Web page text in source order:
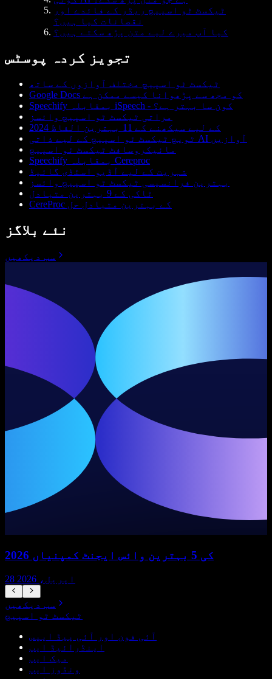
ٹیکسٹ ٹو اسپیچ ریڈر کے فائدے اور
نقصانات کیا ہیں؟
کیا آپ میرے لیے متن پڑھ سکتے ہیں؟
تجویز کردہ پوسٹس
ٹیکسٹ ٹو اسپیچ مختلف آوازوں کے ساتھ
Google Docs کو مجھ سے پڑھوانا کیسے ممکن ہے
Speechify بمقابلہ iSpeech - کون سا بہتر ہے؟
مراتی ٹیکسٹ ٹو اسپیچ وائسز
2024 کے لیے سیکھنے کے 11 بہترین الفاظ
ٹویچ ٹیکسٹ ٹو اسپیچ کے لیے ذاتی AI آوازیں
مائیکروسافٹ ٹیکسٹ ٹو اسپیچ
Speechify بمقابلہ Cereproc
شہریت کے لیے آڈیو اسٹڈی گائیڈ
بہترین فرانسیسی ٹیکسٹ ٹو اسپیچ وائسز
ٹاکی کے 9 بہترین متبادل
CereProc کے بہترین متبادل حل
نئے بلاگز
سب دیکھیں
2026 کی 5 بہترین وائس ایجنٹ کمپنیاں
28 اپریل، 2026
سب دیکھیں
ٹیکسٹ ٹو اسپیچ
آئی فون اور آئی پیڈ ایپس
اینڈرائیڈ ایپ
میک ایپ
ونڈوز ایپ